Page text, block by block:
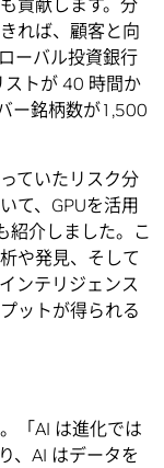
貢献します。分
れば、顧客と向
ーバル投資銀行
ストが 40 時間か
ー銘柄数が1,500
ていたリスク分
て、GPUを活用
紹介しました。こ
や発見、そして
ンテリジェンス
ットが得られる
「AI は進化では
、AI はデータを